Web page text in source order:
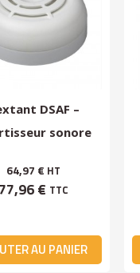
DSAF –
sonore
64,97 € HT
77,96 € TTC
AU PANIER